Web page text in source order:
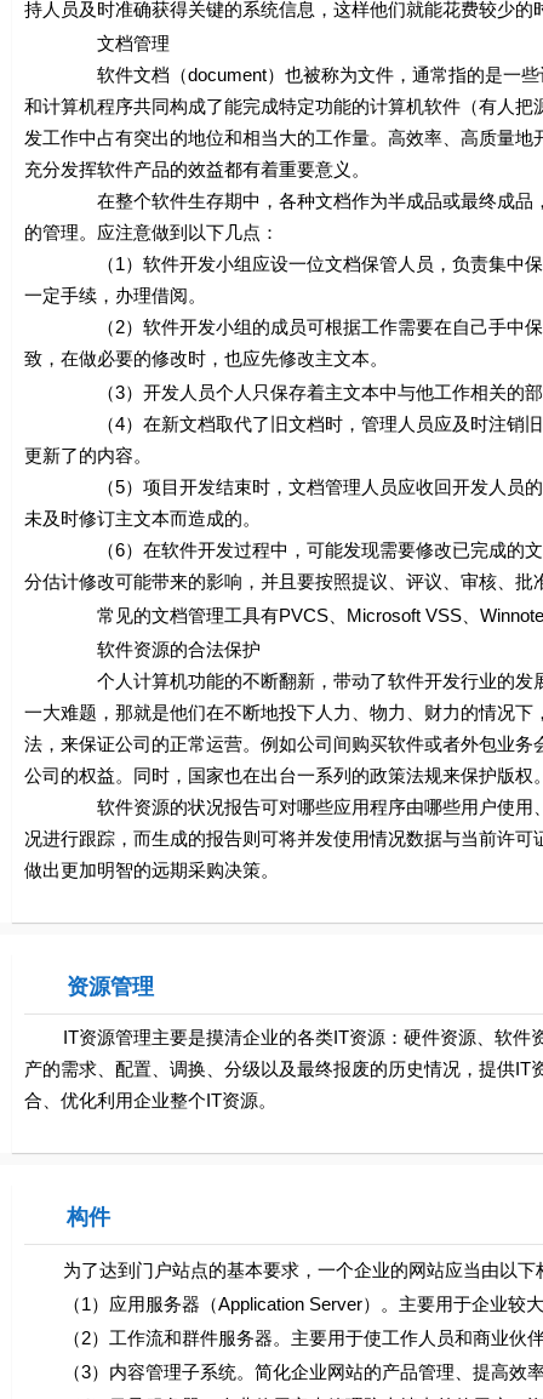
持人员及时准确获得关键的系统信息，这样他们就能花费较少
文档管理
软件文档（document）也被称为文件，通常指的是一些记
和计算机程序共同构成了能完成特定功能的计算机软件（有人
发工作中占有突出的地位和相当大的工作量。高效率、高质量
充分发挥软件产品的效益都有着重要意义。
在整个软件生存期中，各种文档作为半成品或最终成品，
的管理。应注意做到以下几点：
（1）软件开发小组应设一位文档保管人员，负责集中保管
一定手续，办理借阅。
（2）软件开发小组的成员可根据工作需要在自己手中保存
致，在做必要的修改时，也应先修改主文本。
（3）开发人员个人只保存着主文本中与他工作相关的部
（4）在新文档取代了旧文档时，管理人员应及时注销旧文
更新了的内容。
（5）项目开发结束时，文档管理人员应收回开发人员的个
未及时修订主文本而造成的。
（6）在软件开发过程中，可能发现需要修改已完成的文档
分估计修改可能带来的影响，并且要按照提议、评议、审核、批
常见的文档管理工具有PVCS、Microsoft VSS、
软件资源的合法保护
个人计算机功能的不断翻新，带动了软件开发行业的发展
一大难题，那就是他们在不断地投下人力、物力、财力的情况
法，来保证公司的正常运营。例如公司间购买软件或者外包业务
公司的权益。同时，国家也在出台一系列的政策法规来保护版
软件资源的状况报告可对哪些应用程序由哪些用户使用、
况进行跟踪，而生成的报告则可将并发使用情况数据与当前许
做出更加明智的远期采购决策。
资源管理
IT资源管理主要是摸清企业的各类IT资源：硬件资源、软件
产的需求、配置、调换、分级以及最终报废的历史情况，提供
合、优化利用企业整个IT资源。
构件
为了达到门户站点的基本要求，一个企业的网站应当由以下
（1）应用服务器（Application Server）。主要用于企业较
（2）工作流和群件服务器。主要用于使工作人员和商业伙
（3）内容管理子系统。简化企业网站的产品管理、提高效